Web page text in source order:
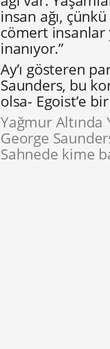
insan ağı,
cömert insanlar
inanıyor.”
Ay’ı gösteren
Saunders, bu
olsa- Egoist’e
Yağmur Altında
George
Sahnede kime